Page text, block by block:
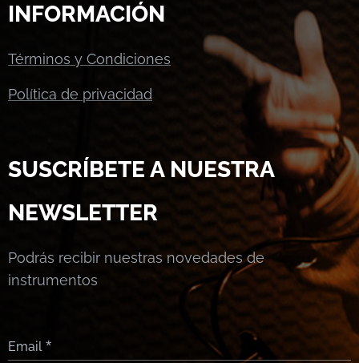
INFORMACIÓN
Términos y Condiciones
Política de privacidad
SUSCRÍBETE A NUESTRA
NEWSLETTER
Podrás recibir nuestras novedades de
instrumentos
Email